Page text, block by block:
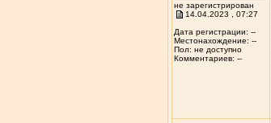
не зарегистрирован
14.04.2023 , 07:27
Дата регистрации: --
Местонахождение: --
Пол: не доступно
Комментариев: --